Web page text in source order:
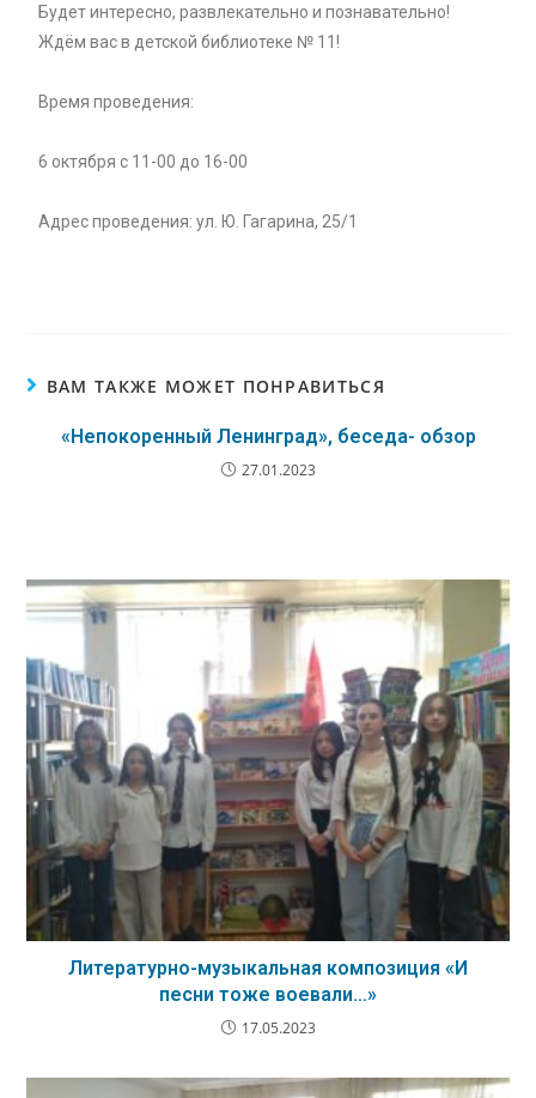
Будет интересно, развлекательно и познавательно!
Ждём вас в детской библиотеке № 11!
Время проведения:
6 октября с 11-00 до 16-00
Адрес проведения: ул. Ю. Гагарина, 25/1
ВАМ ТАКЖЕ МОЖЕТ ПОНРАВИТЬСЯ
«Непокоренный Ленинград», беседа- обзор
27.01.2023
Литературно-музыкальная композиция «И
песни тоже воевали…»
17.05.2023